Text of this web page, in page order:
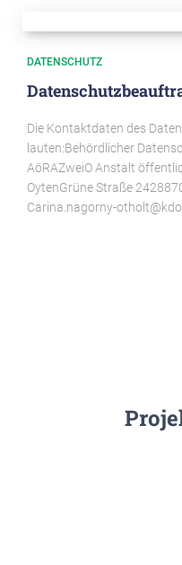
DATENSCHUTZ
Die Kontaktdaten des
lauten:Behördlicher
AöRAZweiO Anstalt
OytenGrüne Straße
Carina.nagorny-